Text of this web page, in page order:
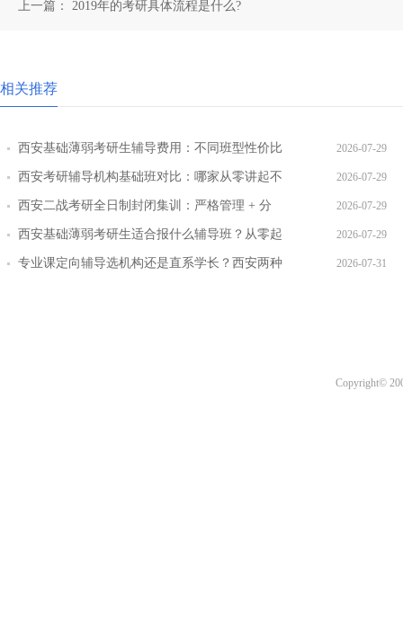
上一篇： 2019年的考研具体流程是什么?
相关推荐
西安基础薄弱考研生辅导费用：不同班型性价比
对比
2026-07-29
西安考研辅导机构基础班对比：哪家从零讲起不
跳步骤
2026-07-29
西安二战考研全日制封闭集训：严格管理 + 分
层教学效果实测
2026-07-29
西安基础薄弱考研生适合报什么辅导班？从零起
步班型推荐
2026-07-29
专业课定向辅导选机构还是直系学长？西安两种 2026-07-31
Copyright©